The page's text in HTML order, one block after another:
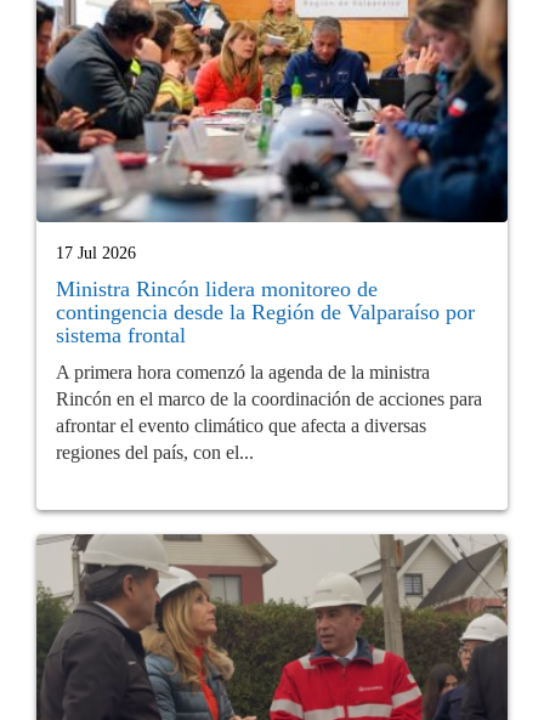
17 Jul 2026
Ministra Rincón lidera monitoreo de
contingencia desde la Región de Valparaíso por
sistema frontal
A primera hora comenzó la agenda de la ministra
Rincón en el marco de la coordinación de acciones para
afrontar el evento climático que afecta a diversas
regiones del país, con el...